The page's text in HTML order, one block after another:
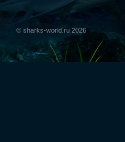
© sharks-world.ru 2026